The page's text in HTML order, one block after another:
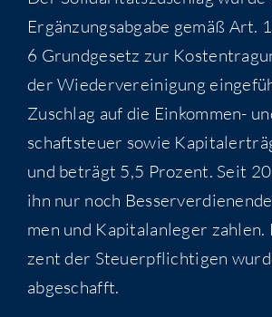
Ergän­zungs­ab­ga­be gemäß Art.
6 Grund­ge­setz zur
der Wie­der­ver­ei­ni­gung
Zuschlag auf die Ein­kom­men-
schaft­steu­er sowie
und beträgt 5,5 Pro­zent. Seit
ihn nur noch
men und Kapi­tal­an­le­ger
zent der Steu­er­pflich­ti­gen
abgeschafft.